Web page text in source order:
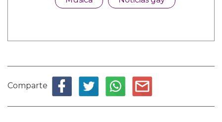
Comparte